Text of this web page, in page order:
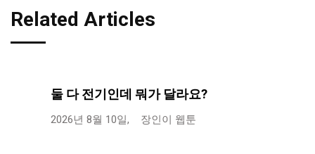
Related Articles
둘 다 전기인데 뭐가 달라요?
2026년 8월 10일, 장인이 웹툰